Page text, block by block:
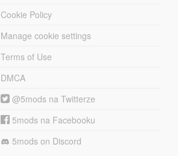
Cookie Policy
Manage cookie settings
Terms of Use
DMCA
@5mods na Twitterze
5mods na Facebooku
5mods on Discord